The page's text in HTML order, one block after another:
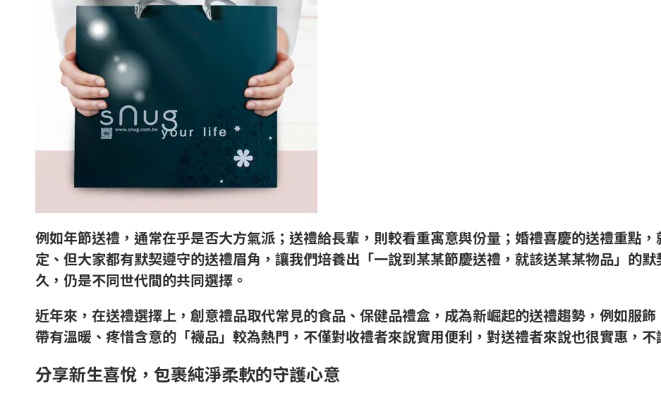
例如年節送禮，通常在乎是否大方氣派；送禮給長輩，則較看重寓意與份量；婚禮喜慶的送禮重點
定、但大家都有默契遵守的送禮眉角，讓我們培養出「一說到某某節慶送禮，就該送某某物品」的
久，仍是不同世代間的共同選擇。
近年來，在送禮選擇上，創意禮品取代常見的食品、保健品禮盒，成為新崛起的送禮趨勢，例如服
帶有溫暖、疼惜含意的「襪品」較為熱門，不僅對收禮者來說實用便利，對送禮者來說也很實惠，
分享新生喜悅，包裹純淨柔軟的守護心意